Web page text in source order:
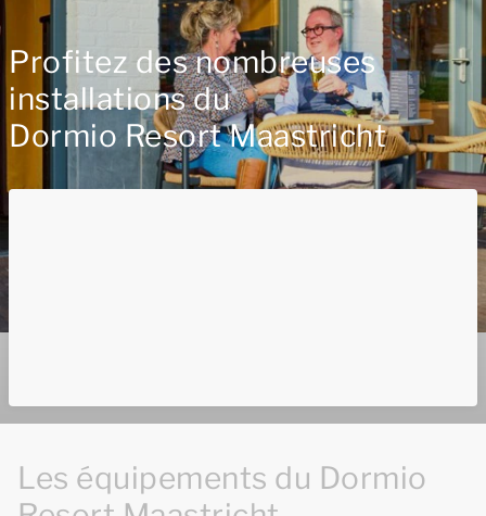
Profitez des nombreuses
installations du
Dormio Resort Maastricht
Les équipements du Dormio